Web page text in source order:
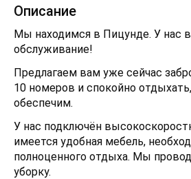
Описание
Мы находимся в Пицунде. У нас
обслуживание!
Предлагаем вам уже сейчас
10 номеров и спокойно
обеспечим.
У нас подключён
имеется удобная мебель,
полноценного отдыха. Мы
уборку.